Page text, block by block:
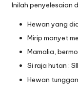
Inilah penyelesaian
Hewan yang
Mirip monyet
Mamalia,
Si raja hutan :
Hewan